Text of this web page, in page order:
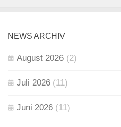
NEWS ARCHIV
August 2026 (2)
Juli 2026 (11)
Juni 2026 (11)